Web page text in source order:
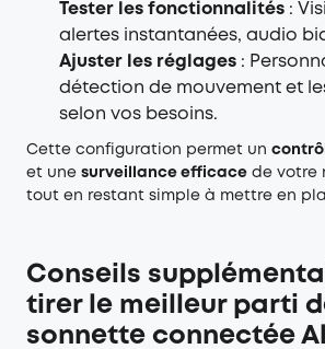
Tester les fonctionnalités :
alertes instantanées, audio
Ajuster les réglages :
détection de mouvement et
selon vos besoins.
Cette configuration permet un
et une surveillance efficace de votre
tout en restant simple à mettre en
Conseils
tirer le meilleur parti
sonnette connectée